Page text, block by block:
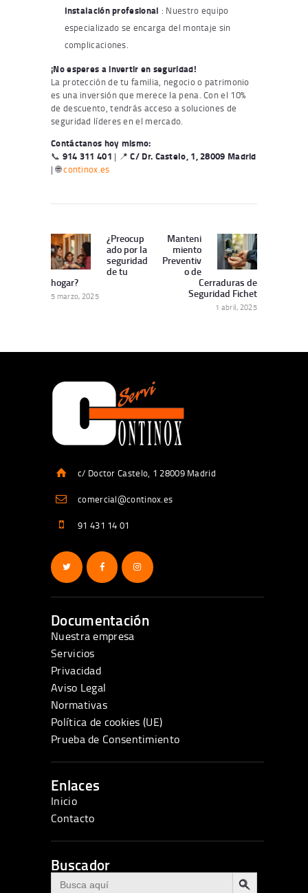
Instalación profesional : Nuestro equipo
especializado se encarga del montaje sin
complicaciones.
¡No esperes a invertir en seguridad!
La protección de tu familia, negocio o patrimonio
es una inversión que merece la pena. Con el 10%
de descuento, tendrás acceso a soluciones de
seguridad líderes en el mercado.
Contáctanos hoy mismo:
📞 914 311 401 | 📍C/ Dr. Castelo, 1, 28009 Madrid
| 🌐continox.es
de
entradas
Publicación
Anterior:
¿Preocup
ado por la
seguridad
de tu
hogar?
5 marzo, 2025
Siguiente
publicación:
Manteni
miento
Preventiv
o de
Cerraduras de
Seguridad Fichet
1 abril, 2025
c/ Doctor Castelo, 1 28009 Madrid
comercial@continox.es
91 431 14 01
Documentación
Nuestra empresa
Servicios
Privacidad
Aviso Legal
Normativas
Política de cookies (UE)
Prueba de Consentimiento
Enlaces
Inicio
Contacto
Buscador
Buscar: BOTÓN DE BÚSQUEDA